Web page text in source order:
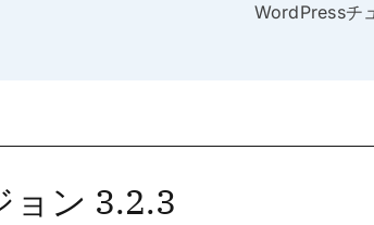
WordPressチ
ョン 3.2.3